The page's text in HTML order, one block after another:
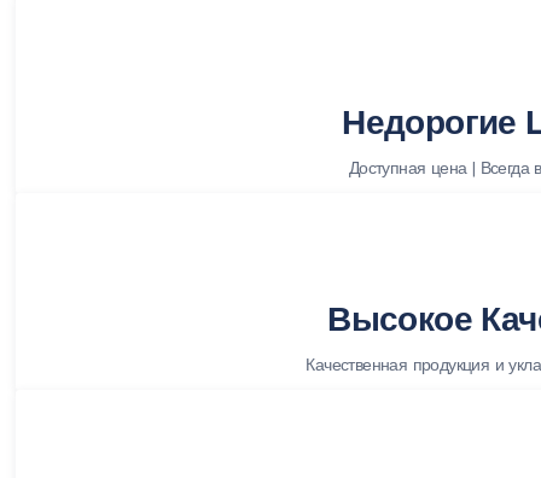
Недорогие
Доступная цена | Всегда
Высокое
Качественная продукция и